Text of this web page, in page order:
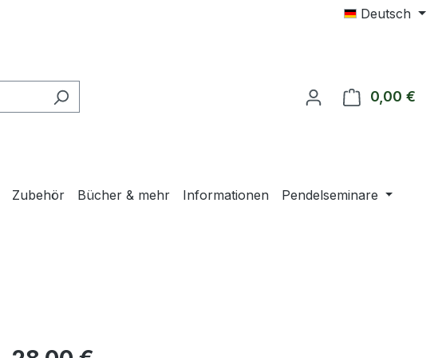
Deutsch
0,00 €
Zubehör Bücher & mehr Informationen Pendelseminare
Regulärer Preis: